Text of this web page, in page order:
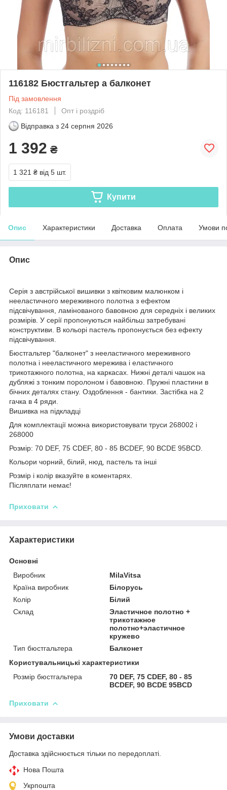
116182 Бюстгальтер а балконет
Під замовлення
Код: 116181
Опт і роздріб
Відправка з 24 серпня 2026
1 392 ₴
1 321 ₴ від 5 шт.
Купити
Опис Характеристики Доставка Оплата Умови
Опис
Серія з австрійської вишивки з квітковим малюнком і
нееластичного мереживного полотна з ефектом
підсвічування, ламінованого бавовною для середніх і великих
розмірів. У серії пропонуються найбільш затребувані
конструктиви. В кольорі пастель пропонується без ефекту
підсвічування.
Бюстгальтер "балконет" з нееластичного мереживного
полотна і нееластичного мережива і еластичного
трикотажного полотна, на каркасах. Нижні деталі чашок на
дубляжі з тонким поролоном і бавовною. Пружні пластини в
бічних деталях стану. Оздоблення - бантики. Застібка на 2
гачка в 4 ряди.
Вишивка на підкладці
Для комплектації можна використовувати труси 268002 і
268000
Розмір: 70 DEF, 75 CDEF, 80 - 85 BCDEF, 90 BCDE 95BCD.
Кольори чорний, білий, нюд, пастель та інші
Розмір і колір вказуйте в коментарях.
Післяплати немає!
Приховати
Характеристики
Основні
Виробник
MilaVitsa
Країна виробник
Білорусь
Колір
Білий
Склад
Эластичное полотно +
трикотажное
полотно+эластичное
кружево
Тип бюстгальтера
Балконет
Користувальницькі характеристики
Розмір бюстгальтера
70 DEF, 75 CDEF, 80 - 85
BCDEF, 90 BCDE 95BCD
Приховати
Умови доставки
Доставка здійснюється тільки по передоплаті.
Нова Пошта
Укрпошта